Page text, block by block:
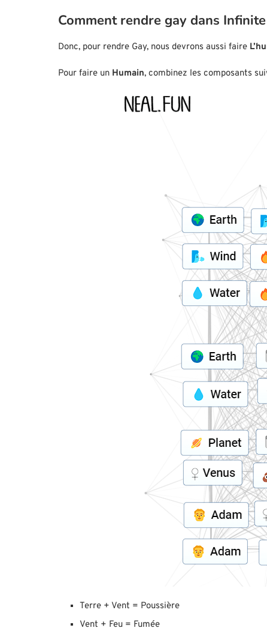
Comment rendre gay dans
Donc, pour rendre Gay, nous devrons aussi faire
Pour faire un Humain, combinez les composants
Terre + Vent = Poussière
Vent + Feu = Fumée